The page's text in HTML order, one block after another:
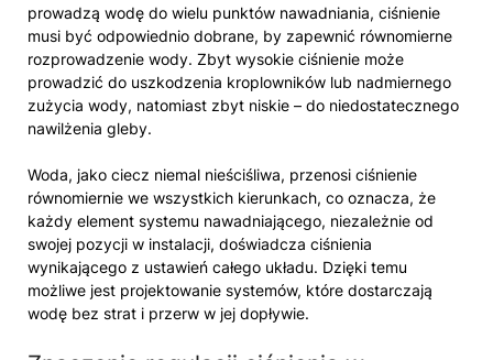
prowadzą wodę do wielu punktów nawadniania, ciśnienie
musi być odpowiednio dobrane, by zapewnić równomierne
rozprowadzenie wody. Zbyt wysokie ciśnienie może
prowadzić do uszkodzenia kroplowników lub nadmiernego
zużycia wody, natomiast zbyt niskie – do niedostatecznego
nawilżenia gleby.
Woda, jako ciecz niemal nieściśliwa, przenosi ciśnienie
równomiernie we wszystkich kierunkach, co oznacza, że
każdy element systemu nawadniającego, niezależnie od
swojej pozycji w instalacji, doświadcza ciśnienia
wynikającego z ustawień całego układu. Dzięki temu
możliwe jest projektowanie systemów, które dostarczają
wodę bez strat i przerw w jej dopływie.